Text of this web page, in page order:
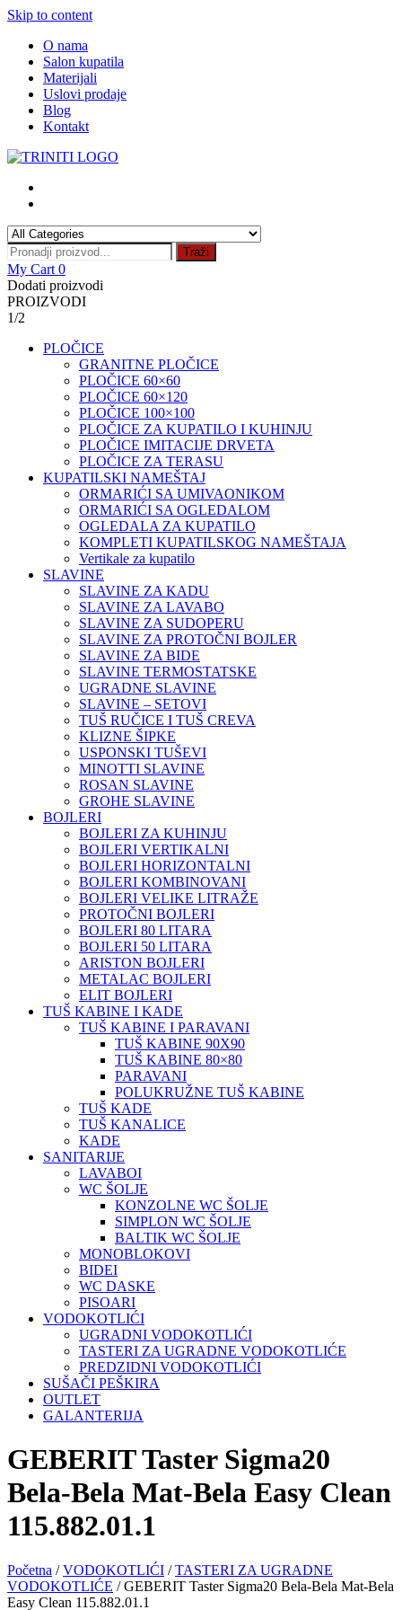
Skip to content
O nama
Salon kupatila
Materijali
Uslovi prodaje
Blog
Kontakt
Traži
My Cart 0
Dodati proizvodi
PROIZVODI
1/2
PLOČICE
GRANITNE PLOČICE
PLOČICE 60×60
PLOČICE 60×120
PLOČICE 100×100
PLOČICE ZA KUPATILO I KUHINJU
PLOČICE IMITACIJE DRVETA
PLOČICE ZA TERASU
KUPATILSKI NAMEŠTAJ
ORMARIĆI SA UMIVAONIKOM
ORMARIĆI SA OGLEDALOM
OGLEDALA ZA KUPATILO
KOMPLETI KUPATILSKOG NAMEŠTAJA
Vertikale za kupatilo
SLAVINE
SLAVINE ZA KADU
SLAVINE ZA LAVABO
SLAVINE ZA SUDOPERU
SLAVINE ZA PROTOČNI BOJLER
SLAVINE ZA BIDE
SLAVINE TERMOSTATSKE
UGRADNE SLAVINE
SLAVINE – SETOVI
TUŠ RUČICE I TUŠ CREVA
KLIZNE ŠIPKE
USPONSKI TUŠEVI
MINOTTI SLAVINE
ROSAN SLAVINE
GROHE SLAVINE
BOJLERI
BOJLERI ZA KUHINJU
BOJLERI VERTIKALNI
BOJLERI HORIZONTALNI
BOJLERI KOMBINOVANI
BOJLERI VELIKE LITRAŽE
PROTOČNI BOJLERI
BOJLERI 80 LITARA
BOJLERI 50 LITARA
ARISTON BOJLERI
METALAC BOJLERI
ELIT BOJLERI
TUŠ KABINE I KADE
TUŠ KABINE I PARAVANI
TUŠ KABINE 90X90
TUŠ KABINE 80×80
PARAVANI
POLUKRUŽNE TUŠ KABINE
TUŠ KADE
TUŠ KANALICE
KADE
SANITARIJE
LAVABOI
WC ŠOLJE
KONZOLNE WC ŠOLJE
SIMPLON WC ŠOLJE
BALTIK WC ŠOLJE
MONOBLOKOVI
BIDEI
WC DASKE
PISOARI
VODOKOTLIĆI
UGRADNI VODOKOTLIĆI
TASTERI ZA UGRADNE VODOKOTLIĆE
PREDZIDNI VODOKOTLIĆI
SUŠAČI PEŠKIRA
OUTLET
GALANTERIJA
GEBERIT Taster Sigma20
Bela-Bela Mat-Bela Easy Clean
115.882.01.1
Početna /VODOKOTLIĆI /TASTERI ZA UGRADNE
VODOKOTLIĆE / GEBERIT Taster Sigma20 Bela-Bela Mat-Bela
Easy Clean 115.882.01.1